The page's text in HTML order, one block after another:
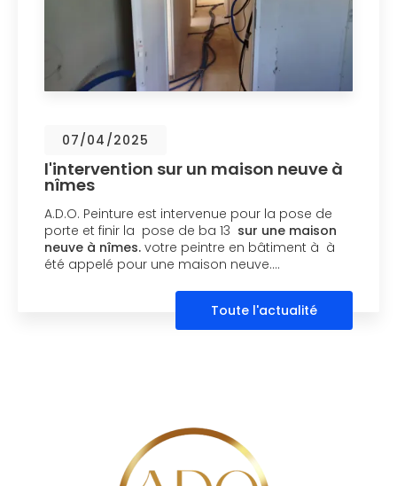
07/04/2025
l'intervention sur un maison neuve à
nîmes
A.D.O. Peinture est intervenue pour la pose de
porte et finir la pose de ba 13 sur une maison
neuve à nîmes. votre peintre en bâtiment à à
été appelé pour une maison neuve.…
Toute l'actualité